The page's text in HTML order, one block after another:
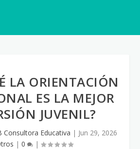
LA ORIENTACIÓN
ES LA MEJOR
JUVENIL?
Consultora Educativa | Jun 29, 2026
| 0 |